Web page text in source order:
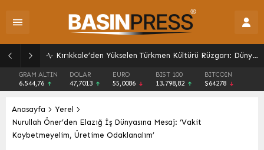
Malatya Turgut Özal Üniversitesi’nden Büyük Başarı: Kurumsal Akreditasyon Belgesi’ni Aldı
GRAM ALTIN
6.544,76
DOLAR
47,7013
EURO
55,0086
BIST 100
13.798,82
BITCOIN
$64278
Anasayfa
Yerel
Nurullah Öner’den Elazığ İş Dünyasına Mesaj: ‘Vakit
Kaybetmeyelim, Üretime Odaklanalım’